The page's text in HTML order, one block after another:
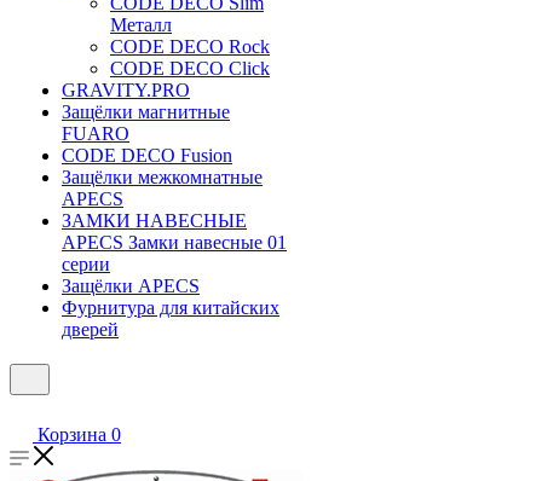
Металл
CODE DECO Rock
CODE DECO Click
GRAVITY.PRO
Защёлки магнитные
FUARO
CODE DECO Fusion
Защёлки межкомнатные
APECS
ЗАМКИ НАВЕСНЫЕ
APECS Замки навесные 01
серии
Защёлки APECS
Фурнитура для китайских
дверей
Корзина 0